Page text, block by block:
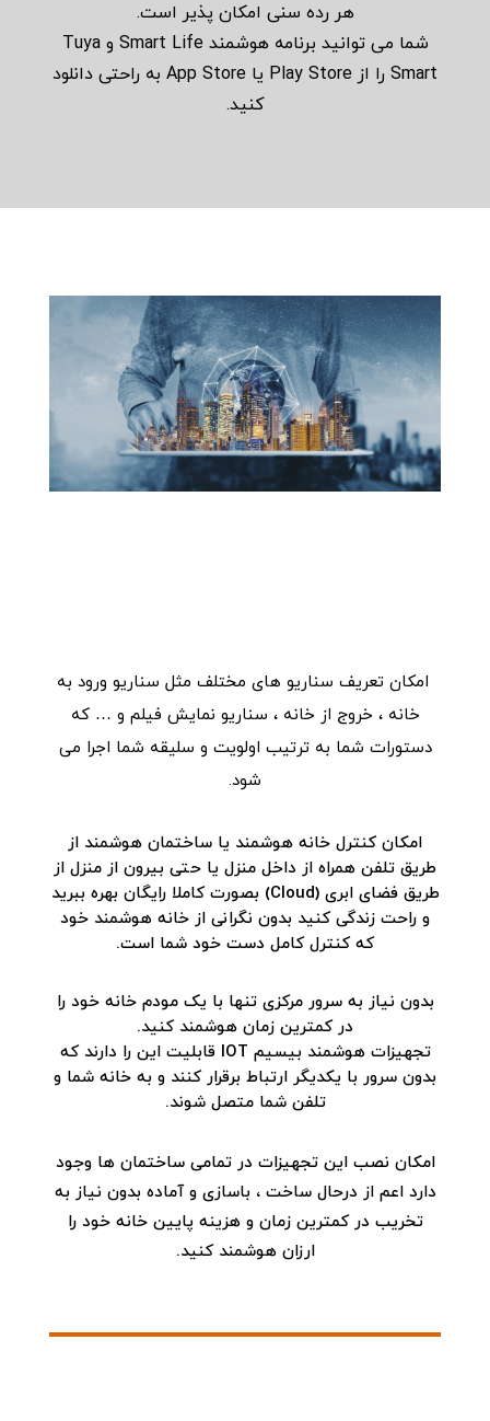
هر رده سنی امکان پذیر است.
شما می توانید برنامه هوشمند Smart Life و Tuya
Smart را از Play Store یا App Store به راحتی دانلود
کنید.
امکان تعریف سناریو های مختلف مثل سناریو ورود به
خانه ، خروج از خانه ، سناریو نمایش فیلم و … که
دستورات شما به ترتیب اولویت و سلیقه شما اجرا می
شود.
امکان کنترل خانه هوشمند یا ساختمان هوشمند از
طریق تلفن همراه از داخل منزل یا حتی بیرون از منزل از
طریق فضای ابری (Cloud) بصورت کاملا رایگان بهره ببرید
و راحت زندگی کنید بدون نگرانی از خانه هوشمند خود
که کنترل کامل دست خود شما است.
بدون نیاز به سرور مرکزی تنها با یک مودم خانه خود را
در کمترین زمان هوشمند کنید.
تجهیزات هوشمند بیسیم IOT قابلیت این را دارند که
بدون سرور با یکدیگر ارتباط برقرار کنند و به خانه شما و
تلفن شما متصل شوند.
امکان نصب این تجهیزات در تمامی ساختمان ها وجود
دارد اعم از درحال ساخت ، باسازی و آماده بدون نیاز به
تخریب در کمترین زمان و هزینه پایین خانه خود را
ارزان هوشمند کنید.